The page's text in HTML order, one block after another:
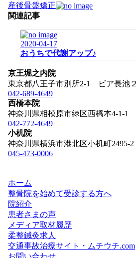
ビ
ゲ
産後骨盤矯正
関連記事
2020-04-17
おうちで代謝アップ♪
京王堀之内院
東京都八王子市別所2-1 ビア長池
042-689-4649
西橋本院
神奈川県相模原市緑区西橋本4-1-1
042-772-4649
小机院
神奈川県横浜市港北区小机町2495-
045-473-0006
ホーム
整骨院を始めて受診する方へ
院紹介
患者さまの声
メディア取材履歴
柔整鍼灸求人
交通事故治療サイト・ムチウチ.com
お問い合わせ